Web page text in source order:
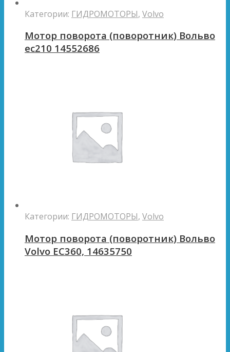
Категории: ГИДРОМОТОРЫ, Volvo
Мотор поворота (поворотник) Вольво
ес210 14552686
Категории: ГИДРОМОТОРЫ, Volvo
Мотор поворота (поворотник) Вольво
Volvo EC360, 14635750